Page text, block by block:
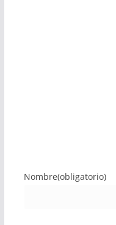
Nombre(obligatorio)